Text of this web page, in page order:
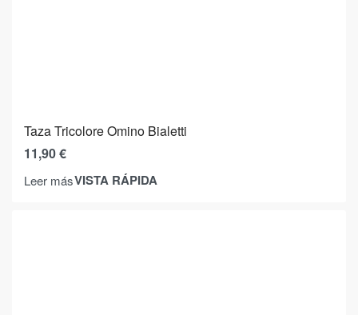
Taza Tricolore Omino Bialetti
11,90€
Leer másVISTA RÁPIDA